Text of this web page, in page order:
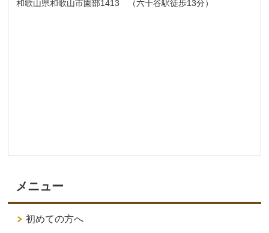
和歌山県和歌山市園部1413 （六十谷駅徒歩13分）
メニュー
初めての方へ